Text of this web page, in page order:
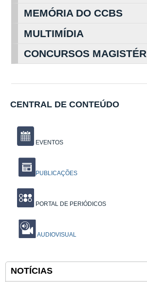
MEMÓRIA DO CCBS
MULTIMÍDIA
CONCURSOS
CENTRAL DE CONTEÚDO
EVENTOS
PUBLICAÇÕES
PORTAL DE PERIÓDICOS
AUDIOVISUAL
NOTÍCIAS